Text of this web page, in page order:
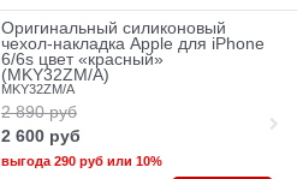
Оригинальный силиконовый
чехол-накладка Apple для iPhone
6/6s цвет «красный»
(MKY32ZM/A)
MKY32ZM/A
2 890 руб
2 600 руб
выгода 290 рубили 10%